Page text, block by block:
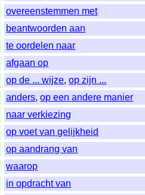
overeenstemmen met
beantwoorden aan
te oordelen naar
afgaan op
op de ... wijze,op zijn ...
anders,op een andere manier
naar verkiezing
op voet van gelijkheid
op aandrang van
waarop
in opdracht van